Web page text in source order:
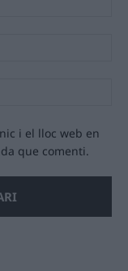
i el lloc web en
que comenti.